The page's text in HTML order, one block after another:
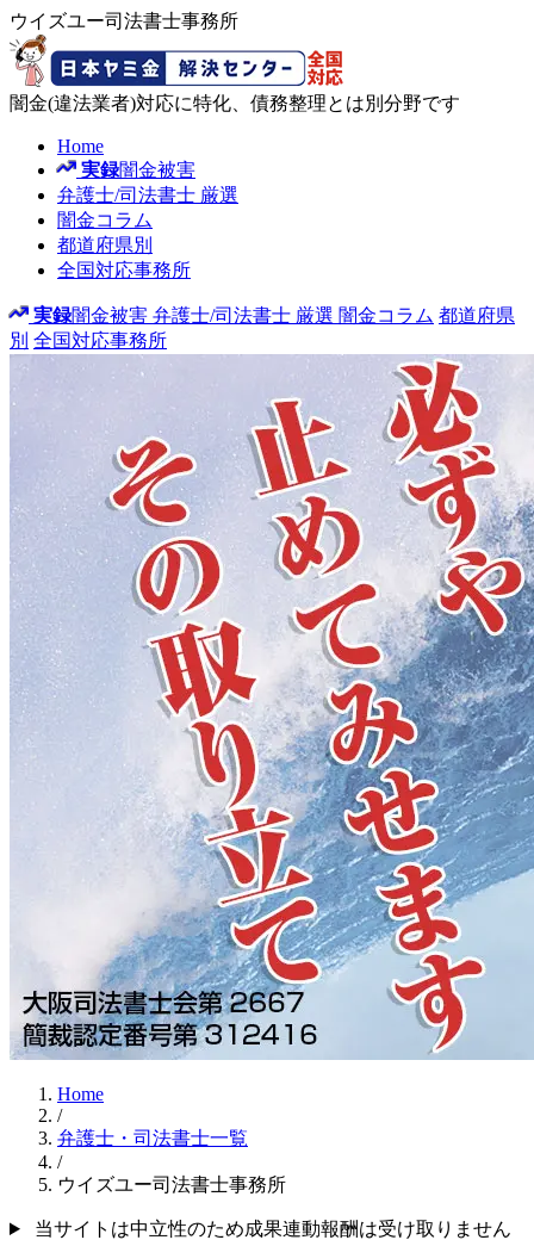
ウイズユー司法書士事務所
闇金(違法業者)対応に特化、債務整理とは別分野です
Home
実録闇金被害
弁護士/司法書士 厳選
闇金コラム
都道府県別
全国対応事務所
実録闇金被害 弁護士/司法書士 厳選 闇金コラム 都道府県
別 全国対応事務所
Home
/
弁護士・司法書士一覧
/
ウイズユー司法書士事務所
当サイトは中立性のため成果連動報酬は受け取りません